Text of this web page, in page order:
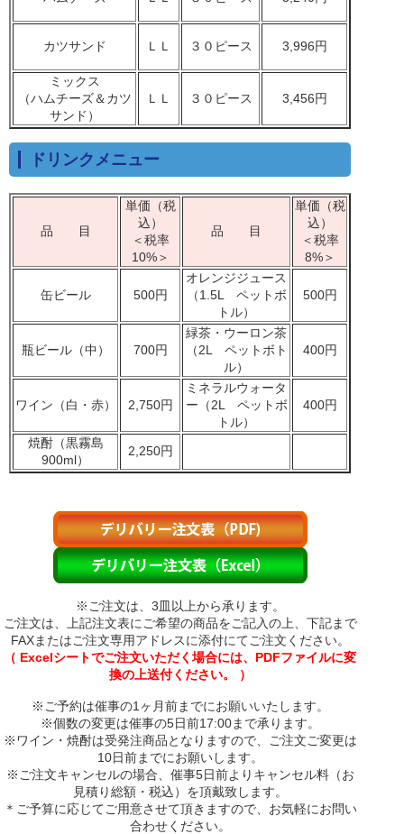
カツサンド ＬＬ ３０ピース 3,996円
ミックス
（ハムチーズ＆カツ
サンド）
ＬＬ ３０ピース 3,456円
ドリンクメニュー
品 目
単価（税
込）
＜税率
10%＞
品 目
単価（税
込）
＜税率
8%＞
缶ビール 500円
オレンジジュース
（1.5L ペットボ
トル）
500円
瓶ビール（中） 700円
緑茶・ウーロン茶
（2L ペットボト
ル）
400円
ワイン（白・赤） 2,750円
ミネラルウォータ
ー（2L ペットボ
トル）
400円
焼酎（黒霧島
900ml）
2,250円
※ご注文は、3皿以上から承ります。
ご注文は、上記注文表にご希望の商品をご記入の上、下記まで
FAXまたはご注文専用アドレスに添付にてご注文ください。
（ Excelシートでご注文いただく場合には、PDFファイルに変
換の上送付ください。 ）
※ご予約は催事の1ヶ月前までにお願いいたします。
※個数の変更は催事の5日前17:00まで承ります。
※ワイン・焼酎は受発注商品となりますので、ご注文ご変更は
10日前までにお願いします。
※ご注文キャンセルの場合、催事5日前よりキャンセル料（お
見積り総額・税込）を頂戴致します。
＊ご予算に応じてご用意させて頂きますので、お気軽にお問い
合わせください。